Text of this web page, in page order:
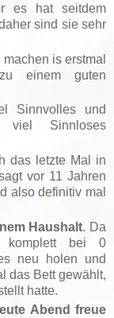
es hat seitdem
sind sie sehr
is erstmal
einem guten
Sinnvolles und
viel Sinnloses
das letzte Mal in
vor 11 Jahren
also definitiv mal
Haushalt. Da
komplett bei 0
neu holen und
das Bett gewählt,
hatte.
Abend freue